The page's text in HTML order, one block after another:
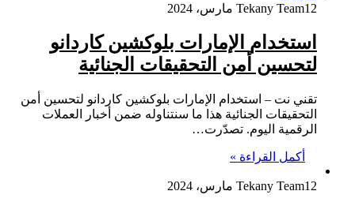
Tekany Team12 مارس، 2024
استخدام الإمارات بلوكشين كاردانو
لتحسين أمن التحقيقات الجنائية
تقني نت – استخدام الإمارات بلوكشين كاردانو لتحسين أمن
التحقيقات الجنائية هذا ما سنتناوله ضمن أخبار العملات
الرقمية اليوم. تصدّرت…
أكمل القراءة »
Tekany Team12 مارس، 2024